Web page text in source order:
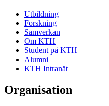
Utbildning
Forskning
Samverkan
Om KTH
Student på KTH
Alumni
KTH Intranät
Organisation